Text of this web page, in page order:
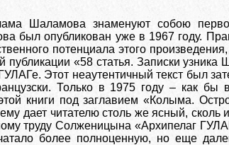
Шаламова знаменуют собою
был опубликован уже в 1967 году.
потенциала этого
«58 статья. Записки узника
Этот неаутентичный текст был
Только в 1975 году – как бы в
книги под заглавием «Колыма.
дает читателю столь же ясный, сколь
труду Солженицына «Архипелаг
более полноценную, но еще